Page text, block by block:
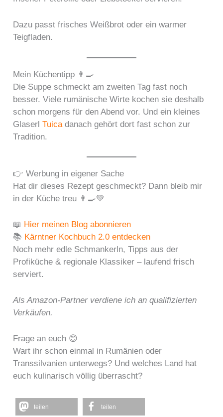
Dazu passt frisches Weißbrot oder ein warmer
Teigfladen.
Mein Küchentipp 👨‍🍳
Die Suppe schmeckt am zweiten Tag fast noch
besser. Viele rumänische Wirte kochen sie deshalb
schon morgens für den Abend vor. Und ein kleines
GlaserlTuica danach gehört dort fast schon zur
Tradition.
👉 Werbung in eigener Sache
Hat dir dieses Rezept geschmeckt? Dann bleib mir
in der Küche treu 👨‍🍳💚
📖 Hier meinen Blog abonnieren
📚 Kärntner Kochbuch 2.0 entdecken
Noch mehr edle Schmankerln, Tipps aus der
Profiküche & regionale Klassiker – laufend frisch
serviert.
Als Amazon-Partner verdiene ich an qualifizierten
Verkäufen.
Frage an euch 😊
Wart ihr schon einmal in Rumänien oder
Transsilvanien unterwegs? Und welches Land hat
euch kulinarisch völlig überrascht?
teilen teilen